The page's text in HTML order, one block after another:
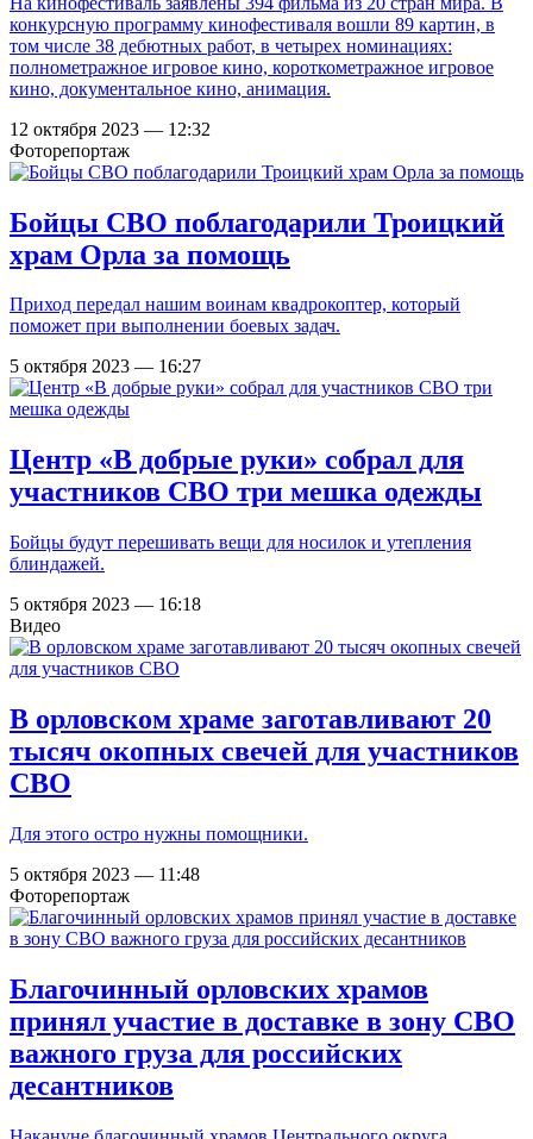
конкурсную программу кинофестиваля вошли 89 картин, в
том числе 38 дебютных работ, в четырех номинациях:
полнометражное игровое кино, короткометражное игровое
кино, документальное кино, анимация.
12 октября 2023 — 12:32
Фоторепортаж
Бойцы СВО поблагодарили Троицкий
храм Орла за помощь
Приход передал нашим воинам квадрокоптер, который
поможет при выполнении боевых задач.
5 октября 2023 — 16:27
Центр «В добрые руки» собрал для
участников СВО три мешка одежды
Бойцы будут перешивать вещи для носилок и утепления
блиндажей.
5 октября 2023 — 16:18
Видео
В орловском храме заготавливают 20
тысяч окопных свечей для участников
СВО
Для этого остро нужны помощники.
5 октября 2023 — 11:48
Фоторепортаж
Благочинный орловских храмов
принял участие в доставке в зону СВО
важного груза для российских
десантников